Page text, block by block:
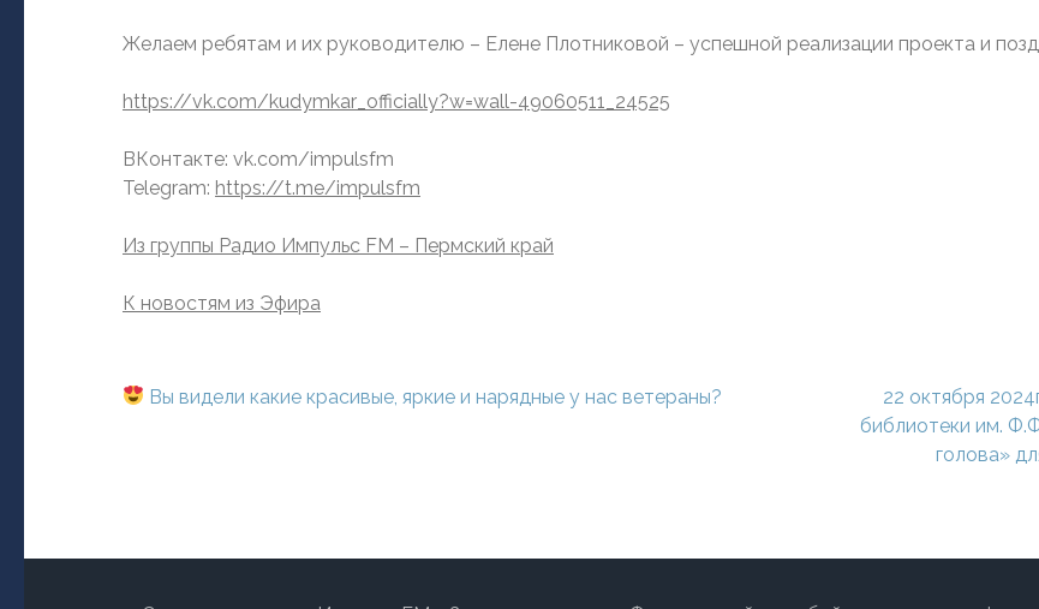
Желаем ребятам и их руководителю – Елене Плотниковой – успешной реализации проекта и
https://vk.com/kudymkar_officially?w=wall-49060511_24525
ВКонтакте: vk.com/impulsfm
Telegram: https://t.me/impulsfm
Из группы Радио Импульс FM – Пермский край
К новостям из Эфира
Навигация
Вы видели какие красивые, яркие и нарядные у нас ветераны?
22 октября
библиотеки им.
голова»